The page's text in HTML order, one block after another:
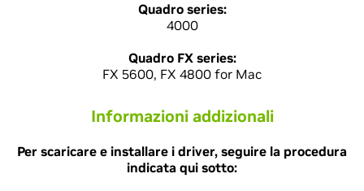
Quadro series:
4000
Quadro FX series:
FX 5600, FX 4800 for Mac
Informazioni addizionali
Per scaricare e installare i driver, seguire la procedura
indicata qui sotto: